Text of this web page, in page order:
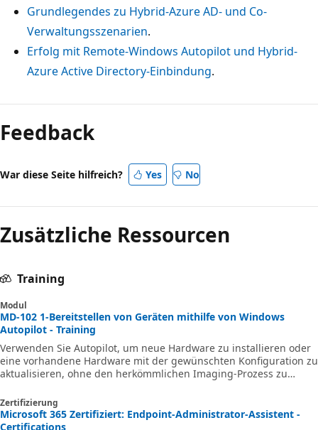
Grundlegendes zu Hybrid-Azure AD- und Co-
Verwaltungsszenarien.
Erfolg mit Remote-Windows Autopilot und Hybrid-
Azure Active Directory-Einbindung.
Feedback
War diese Seite hilfreich? Yes No
Zusätzliche Ressourcen
Training
Modul
MD-102 1-Bereitstellen von Geräten mithilfe von Windows
Autopilot - Training
Verwenden Sie Autopilot, um neue Hardware zu installieren oder
eine vorhandene Hardware mit der gewünschten Konfiguration zu
aktualisieren, ohne den herkömmlichen Imaging-Prozess zu
Zertifizierung
Microsoft 365 Zertifiziert: Endpoint-Administrator-Assistent -
Certifications